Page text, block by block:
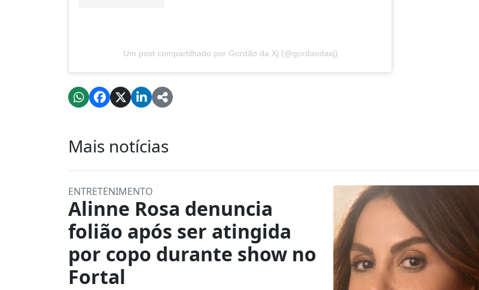
Um post compartilhado por Gordão da Xj (@gordaodaxj)
Mais notícias
ENTRETENIMENTO
Alinne Rosa denuncia
folião após ser atingida
por copo durante show no
Fortal